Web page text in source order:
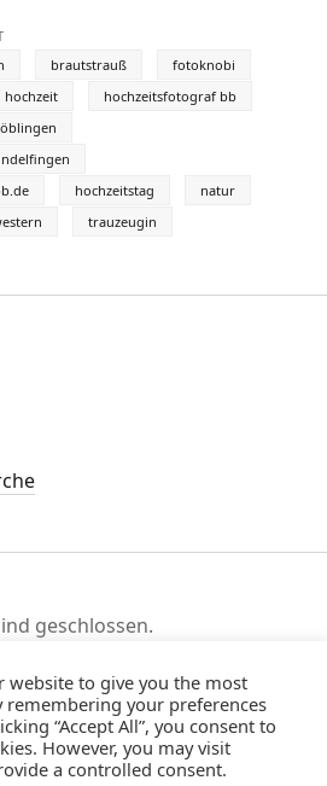
brautstrauß
fotoknobi
hochzeit
hochzeitsfotograf bb
hochzeitstag
natur
trauzeugin
geschlossen.
| E-Mail:
website to give you the most
remembering your preferences
“Accept All”, you consent to
However, you may visit
a controlled consent.